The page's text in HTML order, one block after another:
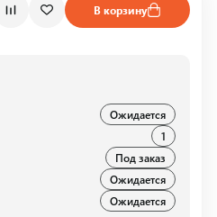
В корзину
Ожидается
1
Под заказ
Ожидается
Ожидается